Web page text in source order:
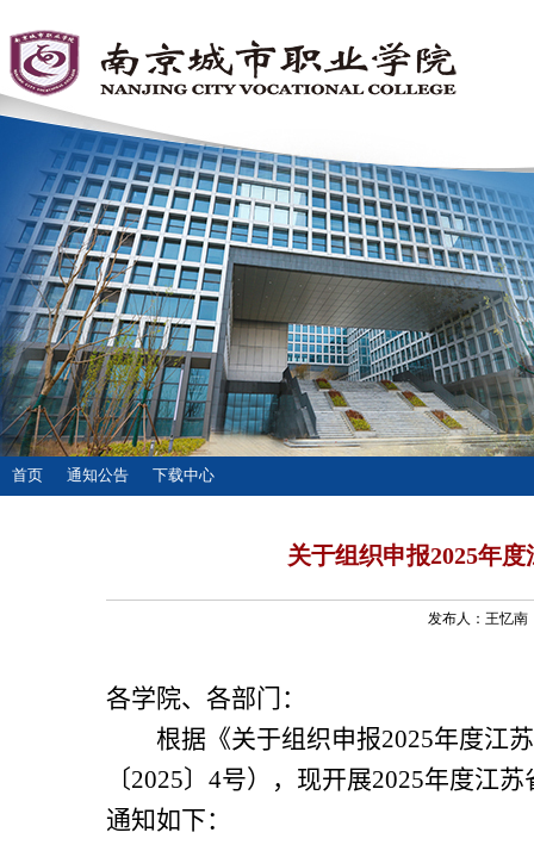
首页 通知公告 下载中心
关于组织申报2025年
发布人：王忆南
各学院、各部门 ：
根据《关于组织申报2025年度江
〔2025〕 4号），现开展2025年度江苏
通知如下：